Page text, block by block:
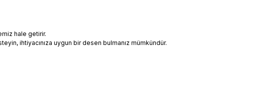
hale getirir.
ihtiyacınıza uygun bir desen bulmanız mümkündür.